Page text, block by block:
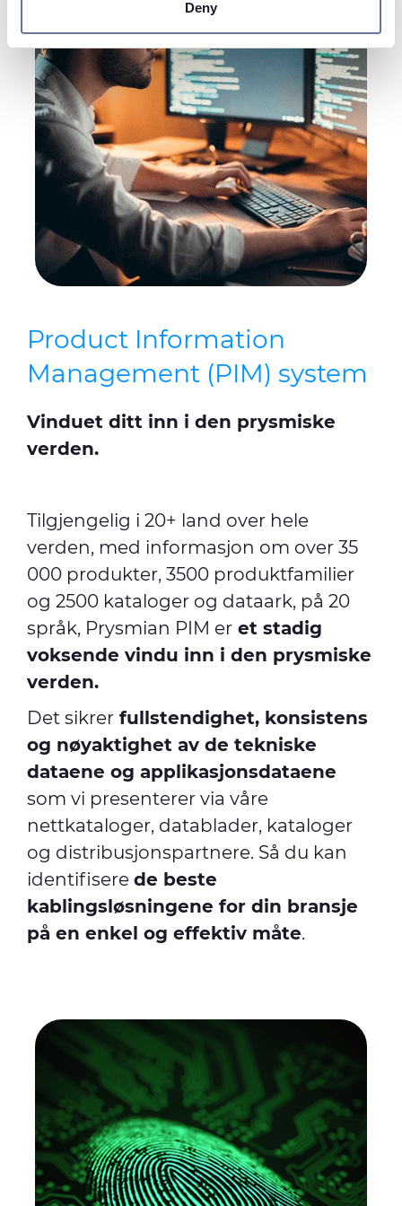
provide social media features and to analyse our traffic.
We also share information about your use of our site with
our social media, advertising and analytics partners who
may combine it with other information that you’ve
provided to them or that they’ve collected from your use
of their services.
Deny
Product Information
Management (PIM) system
Vinduet ditt inn i den prysmiske
verden.
Tilgjengelig i 20+ land over hele
verden, med informasjon om over 35
000 produkter, 3500 produktfamilier
og 2500 kataloger og dataark, på 20
språk, Prysmian PIM er et stadig
voksende vindu inn i den prysmiske
verden.
Det sikrer fullstendighet, konsistens
og nøyaktighet av de tekniske
dataene og applikasjonsdataene
som vi presenterer via våre
nettkataloger, datablader, kataloger
og distribusjonspartnere. Så du kan
identifisere de beste
kablingsløsningene for din bransje
på en enkel og effektiv måte.